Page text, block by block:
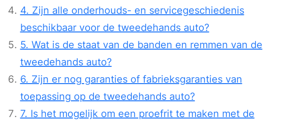
4. Zijn alle onderhouds- en servicegeschiedenis
beschikbaar voor de tweedehands auto?
5. Wat is de staat van de banden en remmen van de
tweedehands auto?
6. Zijn er nog garanties of fabrieksgaranties van
toepassing op de tweedehands auto?
7. Is het mogelijk om een proefrit te maken met de